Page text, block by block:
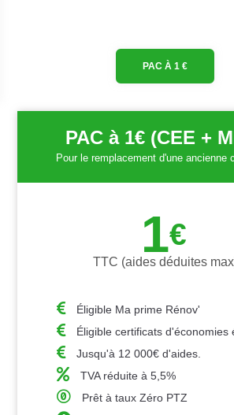
PAC À 1 €
PAC à 1€ (CEE +
Pour le remplacement d'une ancienne
1€
TTC (aides déduites
Éligible Ma prime Rénov'
Éligible certificats d'économies
Jusqu'à 12 000€ d'aides.
TVA réduite à 5,5%
Prêt à taux Zéro PTZ